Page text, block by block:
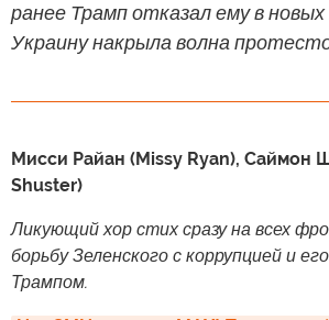
ранее Трамп отказал ему в новых
Украину накрыла волна
Мисси Райан (Missy Ryan), Саймон
Shuster)
Ликующий хор стих сразу на всех
борьбу Зеленского с коррупцией и
Трампом.